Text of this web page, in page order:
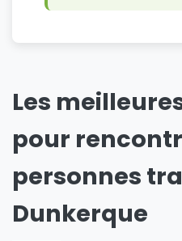
Les
pour
personnes
Dunkerque